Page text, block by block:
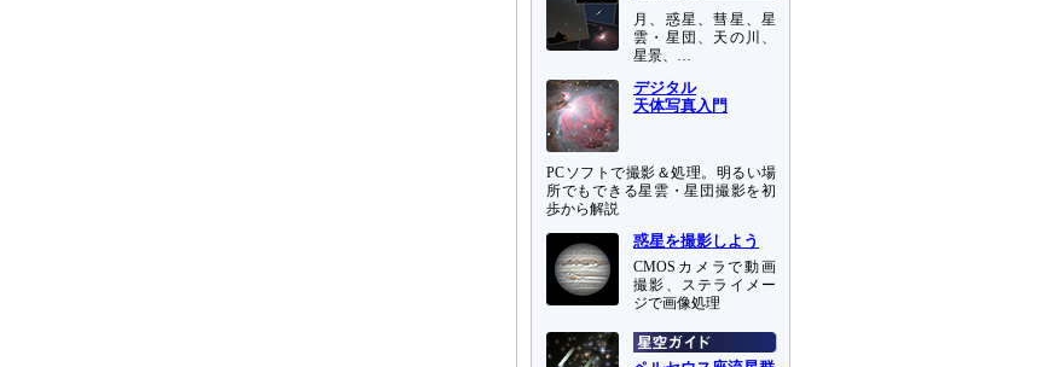
月、惑星、彗星、星
雲・星団、天の川、
星景、…
デジタル
天体写真入門
PCソフトで撮影＆処理。明るい場
所でもできる星雲・星団撮影を初
歩から解説
惑星を撮影しよう
CMOSカメラで動画
撮影、ステライメー
ジで画像処理